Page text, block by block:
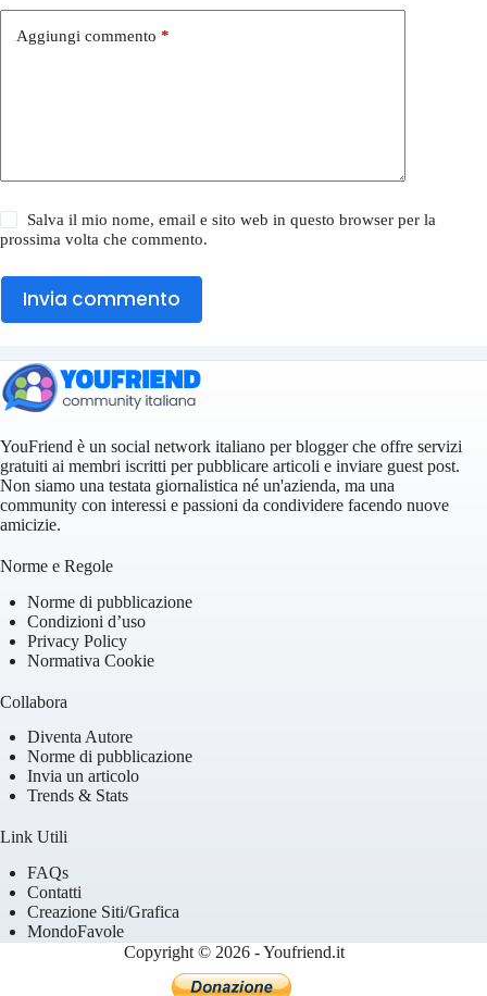
Aggiungi commento *
Salva il mio nome, email e sito web in questo browser per la
prossima volta che commento.
Invia commento
YouFriend è un social network italiano per blogger che offre servizi
gratuiti ai membri iscritti per pubblicare articoli e inviare guest post.
Non siamo una testata giornalistica né un'azienda, ma una
community con interessi e passioni da condividere facendo nuove
amicizie.
Norme e Regole
Norme di pubblicazione
Condizioni d’uso
Privacy Policy
Normativa Cookie
Collabora
Diventa Autore
Norme di pubblicazione
Invia un articolo
Trends & Stats
Link Utili
FAQs
Contatti
Creazione Siti/Grafica
MondoFavole
Copyright © 2026 - Youfriend.it